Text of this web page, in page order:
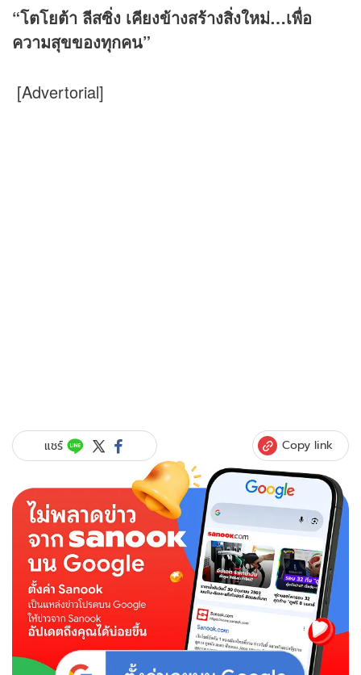
“โตโยต้า ลีสซิ่ง เคียงข้างสร้างสิ่งใหม่…เพื่อ
ความสุขของทุกคน”
[Advertorial]
แชร์ Copy link